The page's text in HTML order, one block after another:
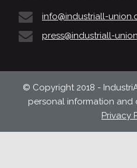
info@industriall-
press@industriall-
© Copyright 2018 -
personal information and
Privacy